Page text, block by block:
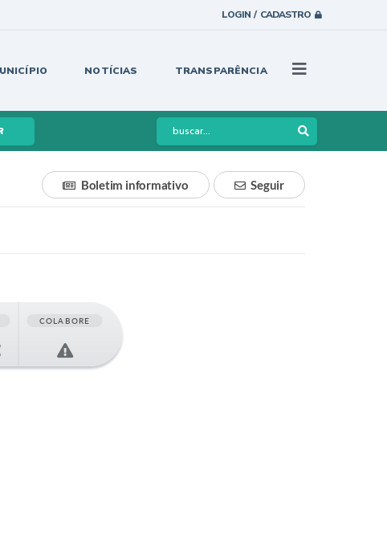
LOGIN / CADASTRO
NOTÍCIAS TRANSPARÊNCIA
Seguir
Boletim informativo
COLABORE